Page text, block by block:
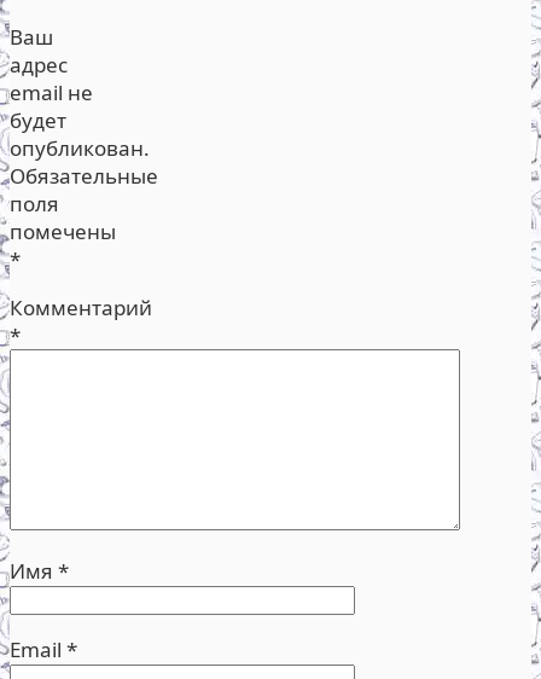
Ваш
адрес
email не
будет
опубликован.
Обязательные
поля
помечены
*
Комментарий
*
Имя *
Email *